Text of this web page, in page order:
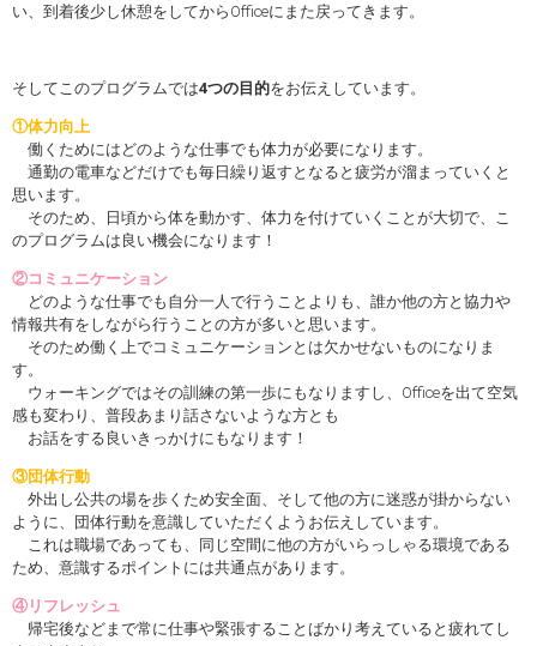
い、到着後少し休憩をしてからOfficeにまた戻ってきます。
そしてこのプログラムでは4つの目的をお伝えしています。
①体力向上
働くためにはどのような仕事でも体力が必要になります。
通勤の電車などだけでも毎日繰り返すとなると疲労が溜まっていくと
思います。
そのため、日頃から体を動かす、体力を付けていくことが大切で、こ
のプログラムは良い機会になります！
②コミュニケーション
どのような仕事でも自分一人で行うことよりも、誰か他の方と協力や
情報共有をしながら行うことの方が多いと思います。
そのため働く上でコミュニケーションとは欠かせないものになりま
す。
ウォーキングではその訓練の第一歩にもなりますし、Officeを出て空気
感も変わり、普段あまり話さないような方とも
お話をする良いきっかけにもなります！
③団体行動
外出し公共の場を歩くため安全面、そして他の方に迷惑が掛からない
ように、団体行動を意識していただくようお伝えしています。
これは職場であっても、同じ空間に他の方がいらっしゃる環境である
ため、意識するポイントには共通点があります。
④リフレッシュ
帰宅後などまで常に仕事や緊張することばかり考えていると疲れてし